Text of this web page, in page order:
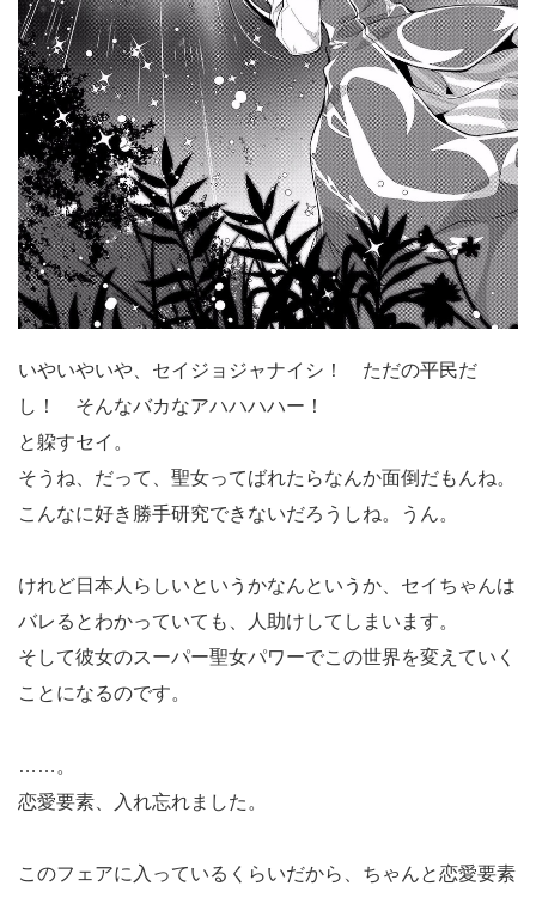
いやいやいや、セイジョジャナイシ！ ただの平民だ
し！ そんなバカなアハハハハー！
と躱すセイ。
そうね、だって、聖女ってばれたらなんか面倒だもんね。
こんなに好き勝手研究できないだろうしね。うん。
けれど日本人らしいというかなんというか、セイちゃんは
バレるとわかっていても、人助けしてしまいます。
そして彼女のスーパー聖女パワーでこの世界を変えていく
ことになるのです。
……。
恋愛要素、入れ忘れました。
このフェアに入っているくらいだから、ちゃんと恋愛要素